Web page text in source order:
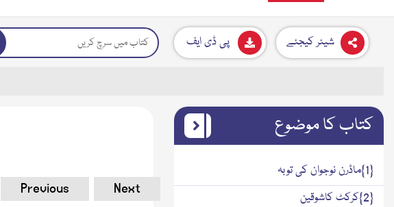
پی ڈی ایف شیئر کیجئے
Previous Next
کتاب کا موضوع
{1}ماڈرن نوجوان کی توبہ
{2}کرکٹ کاشوقین